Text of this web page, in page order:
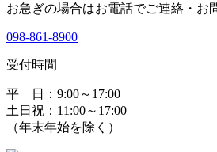
お急ぎの場合はお電話でご連絡・お
098-861-8900
受付時間
平 日：9:00～17:00
土日祝：11:00～17:00
（年末年始を除く）